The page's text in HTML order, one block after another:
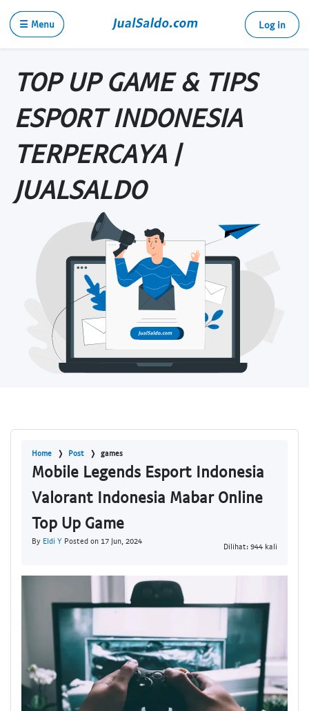
☰ Menu Log in
TOP UP GAME & TIPS
ESPORT INDONESIA
TERPERCAYA |
JUALSALDO
Home Post games
Mobile Legends Esport Indonesia
Valorant Indonesia Mabar Online
Top Up Game
By Eldi Y Posted on 17 Jun, 2024
Dilihat: 944 kali